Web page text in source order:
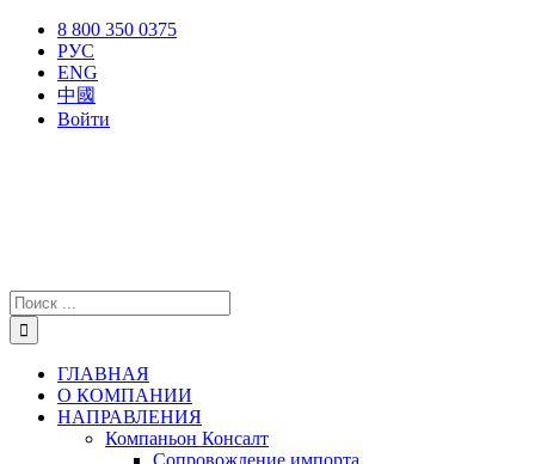
Skip
content
Facebook
YouTube
Instagram8 800 350 0375
РУС
ENG
中國
Войти
Результат
поиска:
ГЛАВНАЯ
О КОМПАНИИ
НАПРАВЛЕНИЯ
Компаньон Консалт
Сопровождение импорта